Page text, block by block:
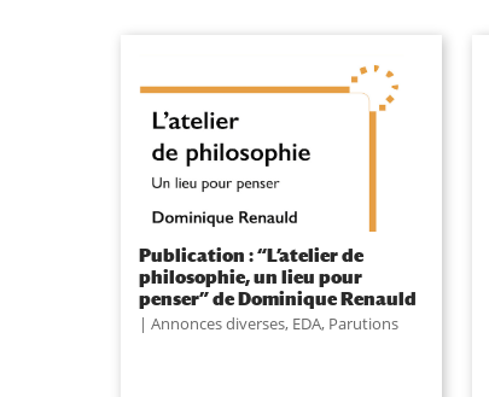
Publication : “L’atelier de
philosophie, un lieu pour
penser” de Dominique Renauld
Annonces diverses, EDA, Parutions